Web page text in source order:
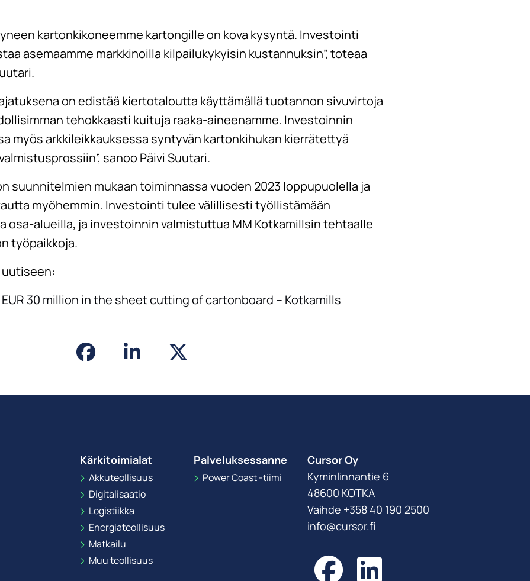
kartonkikoneemme kartongille on kova kysyntä. Investointi
asemaamme markkinoilla kilpailukykyisin kustannuksin”, toteaa
on edistää kiertotaloutta käyttämällä tuotannon sivuvirtoja
tehokkaasti kuituja raaka-aineenamme. Investoinnin
myös arkkileikkauksessa syntyvän kartonkihukan kierrätettyä
sanoo Päivi Suutari.
suunnitelmien mukaan toiminnassa vuoden 2023 loppupuolella ja
myöhemmin. Investointi tulee välillisesti työllistämään
osa-alueilla, ja investoinnin valmistuttua MM Kotkamillsin tehtaalle
työpaikkoja.
uutiseen:
30 million in the sheet cutting of cartonboard – Kotkamills
Kärkitoimialat
Akkuteollisuus
Digitalisaatio
Logistiikka
Energiateollisuus
Matkailu
Muu teollisuus
Palveluksessanne
Power Coast -tiimi
Cursor Oy
Kyminlinnantie 6
48600 KOTKA
Vaihde +358 40 190 2500
info@cursor.fi
Facebook
LinkedIn